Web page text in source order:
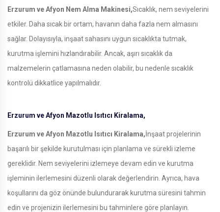
Erzurum ve Afyon Nem Alma Makinesi,Sıcaklık, nem seviyelerini
etkiler. Daha sıcak bir ortam, havanın daha fazla nem almasını
sağlar. Dolayısıyla, inşaat sahasını uygun sıcaklıkta tutmak,
kurutma işlemini hızlandırabilir. Ancak, aşırı sıcaklık da
malzemelerin çatlamasına neden olabilir, bu nedenle sıcaklık
kontrolü dikkatlice yapılmalıdır.
Erzurum ve Afyon Mazotlu Isıtıcı Kiralama,
Erzurum ve Afyon Mazotlu Isıtıcı Kiralama,İnşaat projelerinin
başarılı bir şekilde kurutulması için planlama ve sürekli izleme
gereklidir. Nem seviyelerini izlemeye devam edin ve kurutma
işleminin ilerlemesini düzenli olarak değerlendirin. Ayrıca, hava
koşullarını da göz önünde bulundurarak kurutma süresini tahmin
edin ve projenizin ilerlemesini bu tahminlere göre planlayın.